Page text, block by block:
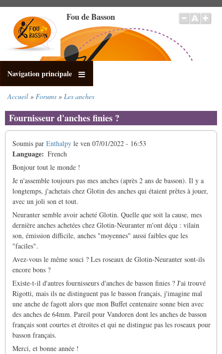
contenu
principal
Fou de Basson
Navigation principale
d'Ariane
Accueil Forums Les anches
Fournisseur d'anches finies ?
Soumis par Enthalpy le ven 07/01/2022 - 16:53
Language
French
Bonjour tout le monde !
Je n'assemble toujours pas mes anches (après 2 ans de basson). Il y a
longtemps, j'achetais chez Glotin des anches qui étaient prêtes à jouer,
avec un joli son et tout.
Neuranter semble avoir acheté Glotin. Quelle que soit la cause, mes
dernière anches achetées chez Glotin-Neuranter m'ont déçu : vilain
son, émission difficile, anches "moyennes" aussi faibles que les
"faciles".
Avez-vous le même souci ? Les roseaux de Glotin-Neuranter sont-ils
encore bons ?
Existe-t-il d'autres fournisseurs d'anches de basson finies ? J'ai trouvé
Rigotti, mais ils ne distinguent pas le basson français, j'imagine mal
une anche de fagott alors que mon Buffet centenaire sonne bien avec
des anches de 64mm. Pareil pour Vandoren dont les anches de basson
français sont courtes et étroites et qui ne distingue pas les roseaux pour
basson français.
Merci, et bonne année !